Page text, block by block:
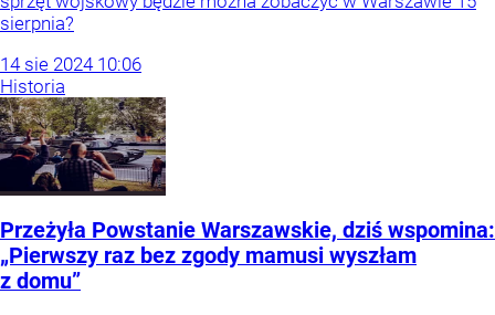
sierpnia?
14 sie 2024 10:06
Historia
Przeżyła Powstanie Warszawskie, dziś wspomina:
„Pierwszy raz bez zgody mamusi wyszłam
z domu”